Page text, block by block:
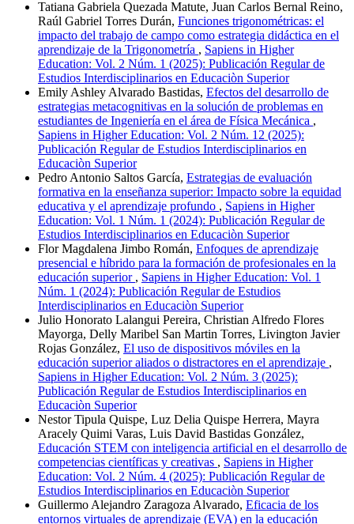
Tatiana Gabriela Quezada Matute, Juan Carlos Bernal Reino,
Raúl Gabriel Torres Durán, Funciones trigonométricas: el
impacto del trabajo de campo como estrategia didáctica en el
aprendizaje de la Trigonometría , Sapiens in Higher
Education: Vol. 2 Núm. 1 (2025): Publicación Regular de
Estudios Interdisciplinarios en Educaciòn Superior
Emily Ashley Alvarado Bastidas, Efectos del desarrollo de
estrategias metacognitivas en la solución de problemas en
estudiantes de Ingeniería en el área de Física Mecánica ,
Sapiens in Higher Education: Vol. 2 Núm. 12 (2025):
Publicación Regular de Estudios Interdisciplinarios en
Educaciòn Superior
Pedro Antonio Saltos García, Estrategias de evaluación
formativa en la enseñanza superior: Impacto sobre la equidad
educativa y el aprendizaje profundo , Sapiens in Higher
Education: Vol. 1 Núm. 1 (2024): Publicación Regular de
Estudios Interdisciplinarios en Educaciòn Superior
Flor Magdalena Jimbo Román, Enfoques de aprendizaje
presencial e híbrido para la formación de profesionales en la
educación superior , Sapiens in Higher Education: Vol. 1
Núm. 1 (2024): Publicación Regular de Estudios
Interdisciplinarios en Educaciòn Superior
Julio Honorato Lalangui Pereira, Christian Alfredo Flores
Mayorga, Delly Maribel San Martin Torres, Livington Javier
Rojas González, El uso de dispositivos móviles en la
educación superior aliados o distractores en el aprendizaje ,
Sapiens in Higher Education: Vol. 2 Núm. 3 (2025):
Publicación Regular de Estudios Interdisciplinarios en
Educaciòn Superior
Nestor Tipula Quispe, Luz Delia Quispe Herrera, Mayra
Aracely Quimi Varas, Luis David Bastidas González,
Educación STEM con inteligencia artificial en el desarrollo de
competencias científicas y creativas , Sapiens in Higher
Education: Vol. 2 Núm. 4 (2025): Publicación Regular de
Estudios Interdisciplinarios en Educaciòn Superior
Guillermo Alejandro Zaragoza Alvarado, Eficacia de los
entornos virtuales de aprendizaje (EVA) en la educación